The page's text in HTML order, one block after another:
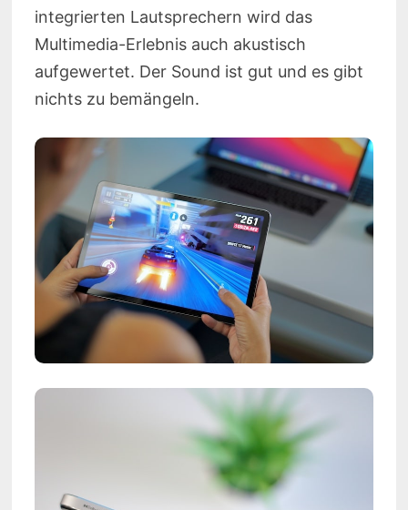
integrierten Lautsprechern wird das
Multimedia-Erlebnis auch akustisch
aufgewertet. Der Sound ist gut und es gibt
nichts zu bemängeln.